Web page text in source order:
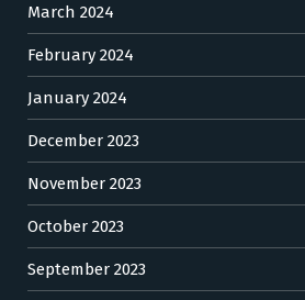
March 2024
February 2024
January 2024
December 2023
November 2023
October 2023
September 2023